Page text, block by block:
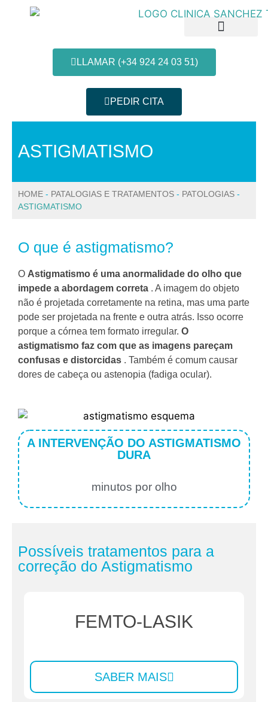
LLAMAR (+34 924 24 03 51)
PEDIR CITA
ASTIGMATISMO
HOME - PATALOGIAS E TRATAMENTOS - PATOLOGIAS -
ASTIGMATISMO
O que é astigmatismo?
O Astigmatismo é uma anormalidade do olho que
impede a abordagem correta . A imagem do objeto
não é projetada corretamente na retina, mas uma parte
pode ser projetada na frente e outra atrás. Isso ocorre
porque a córnea tem formato irregular. O
astigmatismo faz com que as imagens pareçam
confusas e distorcidas . Também é comum causar
dores de cabeça ou astenopia (fadiga ocular).
A INTERVENÇÃO DO ASTIGMATISMO
DURA
minutos por olho
Possíveis tratamentos para a
correção do Astigmatismo
FEMTO-LASIK
SABER MAIS